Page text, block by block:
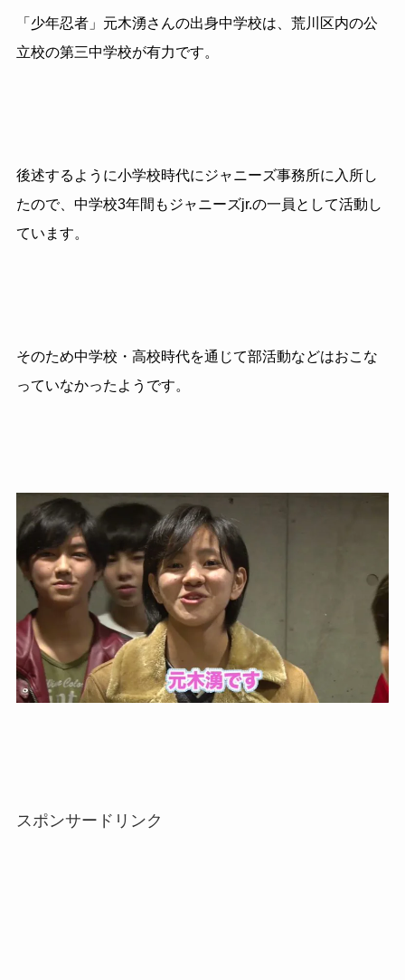
「少年忍者」元木湧さんの出身中学校は、荒川区内の公
立校の第三中学校が有力です。
後述するように小学校時代にジャニーズ事務所に入所し
たので、中学校3年間もジャニーズjr.の一員として活動し
ています。
そのため中学校・高校時代を通じて部活動などはおこな
っていなかったようです。
スポンサードリンク